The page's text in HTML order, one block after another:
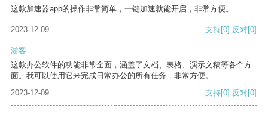
这款加速器app的操作非常简单，一键加速就能开启，非常方便。
2023-12-09 支持[0] 反对[0]
游客
这款办公软件的功能非常全面，涵盖了文档、表格、演示文稿等各个方
面。我可以使用它来完成日常办公的所有任务，非常方便。
2023-12-09
支持[0] 反对[0]